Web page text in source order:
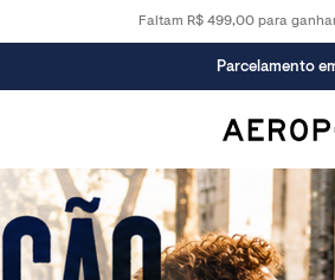
Faltam R$ 499,00 para
10% OFF na
SELECIONADOS